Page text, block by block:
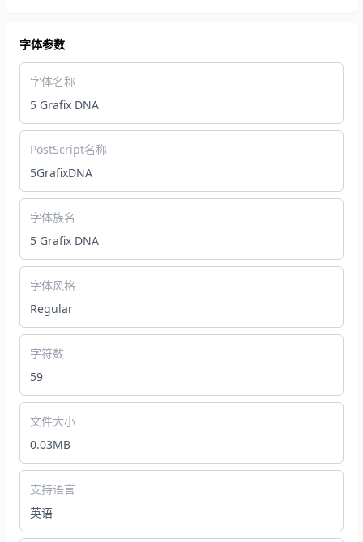
字体参数
字体名称
5 Grafix DNA
PostScript名称
5GrafixDNA
字体族名
5 Grafix DNA
字体风格
Regular
字符数
59
文件大小
0.03MB
支持语言
英语